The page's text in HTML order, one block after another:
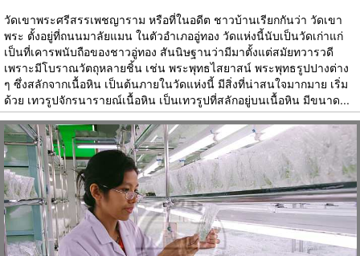
วัดเขาพระศรีสรรเพชญาราม หรือที่ในอดีต ชาวบ้านเรียกกันว่า วัดเขา
พระ ตั้งอยู่ที่ถนนมาลัยแมน ในตัวอำเภออู่ทอง วัดแห่งนี้นับเป็นวัดเก่าแก่
เป็นที่เคารพนับถือของชาวอู่ทอง สันนิษฐานว่ามีมาตั้งแต่สมัยทวารวดี
เพราะมีโบราณวัตถุหลายชิ้น เช่น พระพุทธไสยาสน์ พระพุทธรูปปางต่าง
ๆ ซึ่งสลักจากเนื้อหิน เป็นต้นภายในวัดแห่งนี้ มีสิ่งที่น่าสนใจมากมาย เริ่ม
ด้วย เทวรูปจักรนารายณ์เนื้อหิน เป็นเทวรูปที่สลักอยู่บนเนื้อหิน มีขนาด...